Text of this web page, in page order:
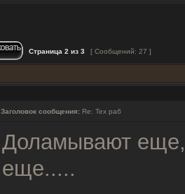
Страница 2 из 3 [ Сообщений: 27 ]
Заголовок сообщения: Re: Тех раб
Доламывают еще,
еще.....